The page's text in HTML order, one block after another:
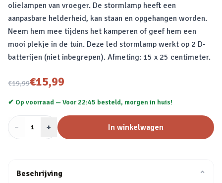
olielampen van vroeger. De stormlamp heeft een
aanpasbare helderheid, kan staan en opgehangen worden.
Neem hem mee tijdens het kamperen of geef hem een
mooi plekje in de tuin. Deze led stormlamp werkt op 2 D-
batterijen (niet inbegrepen). Afmeting: 15 x 25 centimeter.
€19,99
Nu voor€15,99
✔ Op voorraad —Voor 22:45 besteld, morgen in huis!
− Aantal
1 + In winkelwagen
Beschrijving ⌄